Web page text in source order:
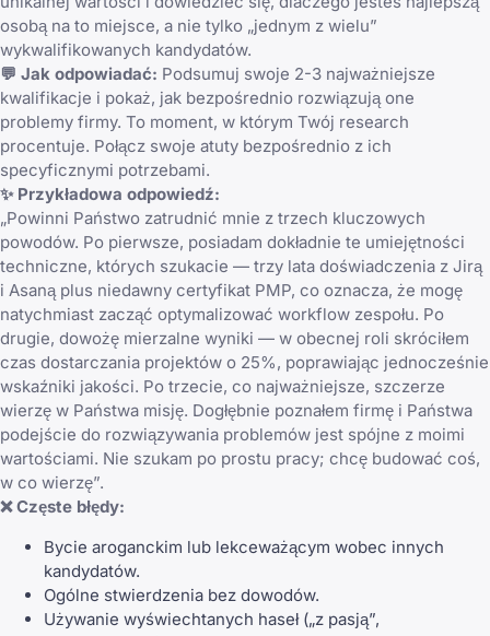
osobą na to miejsce, a nie tylko „jednym z wielu”
wykwalifikowanych kandydatów.
💬 Jak odpowiadać: Podsumuj swoje 2-3 najważniejsze
kwalifikacje i pokaż, jak bezpośrednio rozwiązują one
problemy firmy. To moment, w którym Twój research
procentuje. Połącz swoje atuty bezpośrednio z ich
specyficznymi potrzebami.
✨ Przykładowa odpowiedź:
„Powinni Państwo zatrudnić mnie z trzech kluczowych
powodów. Po pierwsze, posiadam dokładnie te umiejętności
techniczne, których szukacie — trzy lata doświadczenia z Jirą
i Asaną plus niedawny certyfikat PMP, co oznacza, że mogę
natychmiast zacząć optymalizować workflow zespołu. Po
drugie, dowożę mierzalne wyniki — w obecnej roli skróciłem
czas dostarczania projektów o 25%, poprawiając jednocześnie
wskaźniki jakości. Po trzecie, co najważniejsze, szczerze
wierzę w Państwa misję. Dogłębnie poznałem firmę i Państwa
podejście do rozwiązywania problemów jest spójne z moimi
wartościami. Nie szukam po prostu pracy; chcę budować coś,
w co wierzę”.
❌ Częste błędy:
Bycie aroganckim lub lekceważącym wobec innych
kandydatów.
Ogólne stwierdzenia bez dowodów.
Używanie wyświechtanych haseł („z pasją”,